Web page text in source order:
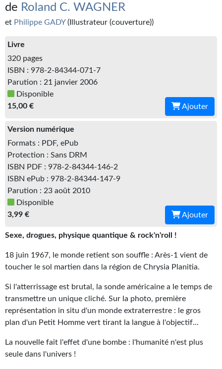
Kvasar
Pulps
Wotan
Étoiles vives
Yellow Submarine
NUMÉRIQUE
Romans et recueils
Une Heure-Lumière
Nouvelles
Bifrost
Livres audio
Gratuit
Sans DRM
Tous les numéros
En numérique
S'abonner
de Roland C. WAGNER
et Philippe GADY(Illustrateur (couverture))
Livre
320 pages
ISBN : 978-2-84344-071-7
Parution : 21 janvier 2006
Disponible
15,00 €
Ajouter
Version numérique
Formats : PDF, ePub
Protection : Sans DRM
ISBN PDF : 978-2-84344-146-2
ISBN ePub : 978-2-84344-147-9
Parution : 23 août 2010
Disponible
3,99 €
Ajouter
Sexe, drogues, physique quantique & rock'n'roll !
18 juin 1967, le monde retient son souffle : Arès-1 vient de
toucher le sol martien dans la région de Chrysia Planitia.
Si l'atterrissage est brutal, la sonde américaine a le temps de
transmettre un unique cliché. Sur la photo, première
représentation in situ d'un monde extraterrestre : le gros
plan d'un Petit Homme vert tirant la langue à l'objectif...
La nouvelle fait l'effet d'une bombe : l'humanité n'est plus
seule dans l'univers !